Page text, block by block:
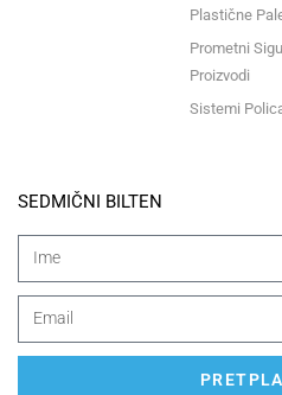
Plastične
Prometni
Proizvodi
Sistemi
SEDMIČNI BILTEN